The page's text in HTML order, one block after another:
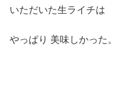
いただいた生ライチは
やっぱり 美味しかった。